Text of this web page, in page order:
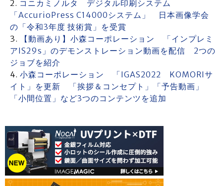
コニカミノルタ デジタル印刷システム
「AccurioPress C14000システム」 日本画像学会
の「令和3年度 技術賞」を受賞
【動画あり】小森コーポレーション 「インプレミ
アIS29s」のデモンストレーション動画を配信 2つの
ジョブを紹介
小森コーポレーション 「IGAS2022 KOMORIサ
イト」を更新 「挨拶＆コンセプト」「予告動画」
「小間位置」など3つのコンテンツを追加